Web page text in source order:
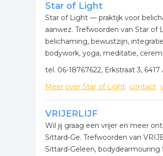
Star of Light
Star of Light — praktijk voor
aanwez. Trefwoorden van Star
belichaming, bewustzijn,
bodywork, yoga, meditatie,
tel. 06-18767622, Erkstraat 3,
Meer over Star of Light contact
VRIJERLIJF
Wil jij graag een vrijer en meer
Sittard-Ge. Trefwoorden van
Sittard-Geleen,